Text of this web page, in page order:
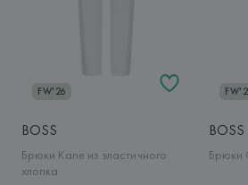
FW'26
BOSS
Брюки Kane из эластичного
хлопка
BOSS
Брюки